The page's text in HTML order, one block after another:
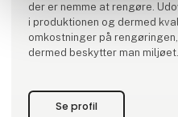
der er nemme at rengøre.
i produktionen og dermed
omkostninger på
dermed beskytter man
Se profil